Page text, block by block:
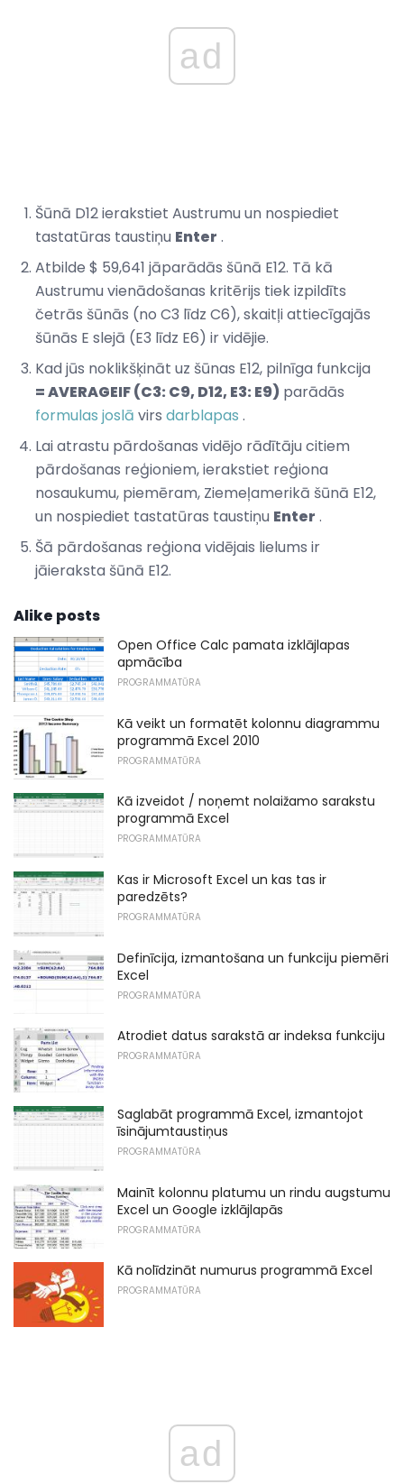
ad
Šūnā D12 ierakstiet Austrumu un nospiediet
tastatūras taustiņu Enter .
Atbilde $ 59,641 jāparādās šūnā E12. Tā kā
Austrumu vienādošanas kritērijs tiek izpildīts
četrās šūnās (no C3 līdz C6), skaitļi attiecīgajās
šūnās E slejā (E3 līdz E6) ir vidējie.
Kad jūs noklikšķināt uz šūnas E12, pilnīga funkcija
= AVERAGEIF (C3: C9, D12, E3: E9) parādās
formulas joslā virs darblapas .
Lai atrastu pārdošanas vidējo rādītāju citiem
pārdošanas reģioniem, ierakstiet reģiona
nosaukumu, piemēram, Ziemeļamerikā šūnā E12,
un nospiediet tastatūras taustiņu Enter .
Šā pārdošanas reģiona vidējais lielums ir
jāieraksta šūnā E12.
Alike posts
Open Office Calc pamata izklājlapas
apmācība
PROGRAMMATŪRA
Kā veikt un formatēt kolonnu diagrammu
programmā Excel 2010
PROGRAMMATŪRA
Kā izveidot / noņemt nolaižamo sarakstu
programmā Excel
PROGRAMMATŪRA
Kas ir Microsoft Excel un kas tas ir
paredzēts?
PROGRAMMATŪRA
Definīcija, izmantošana un funkciju piemēri
Excel
PROGRAMMATŪRA
Atrodiet datus sarakstā ar indeksa funkciju
PROGRAMMATŪRA
Saglabāt programmā Excel, izmantojot
īsinājumtaustiņus
PROGRAMMATŪRA
Mainīt kolonnu platumu un rindu augstumu
Excel un Google izklājlapās
PROGRAMMATŪRA
Kā nolīdzināt numurus programmā Excel
PROGRAMMATŪRA
ad